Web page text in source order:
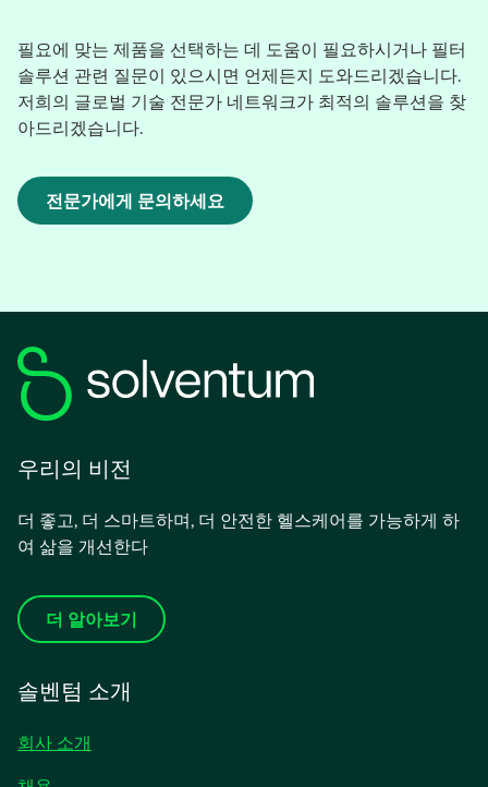
필요에 맞는 제품을 선택하는 데 도움이 필요하시거나 필터
솔루션 관련 질문이 있으시면 언제든지 도와드리겠습니다.
저희의 글로벌 기술 전문가 네트워크가 최적의 솔루션을 찾
아드리겠습니다.
전문가에게 문의하세요
새
열
우리의 비전
더 좋고, 더 스마트하며, 더 안전한 헬스케어를 가능하게 하
여 삶을 개선한다
더 알아보기
솔벤텀 소개
회사 소개